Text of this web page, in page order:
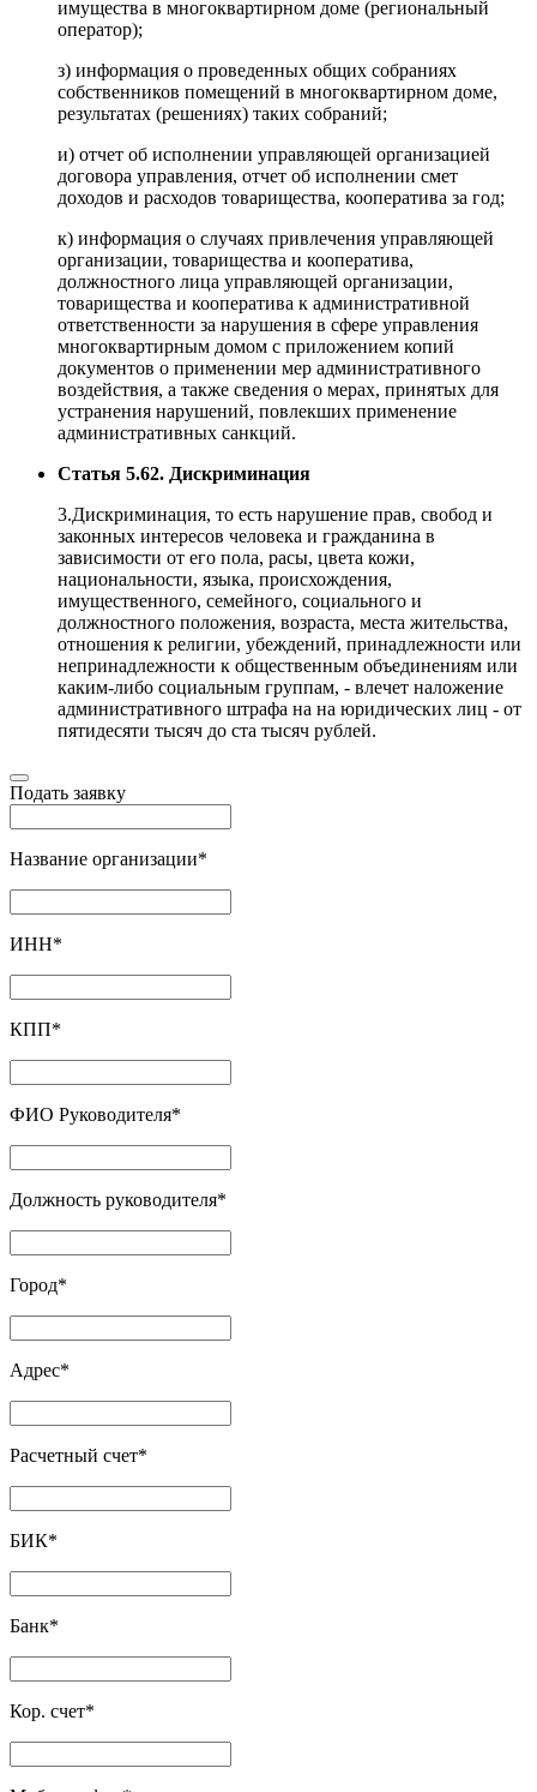
имущества в многоквартирном доме (региональный
оператор);
з) информация о проведенных общих собраниях
собственников помещений в многоквартирном доме,
результатах (решениях) таких собраний;
и) отчет об исполнении управляющей организацией
договора управления, отчет об исполнении смет
доходов и расходов товарищества, кооператива за год;
к) информация о случаях привлечения управляющей
организации, товарищества и кооператива,
должностного лица управляющей организации,
товарищества и кооператива к административной
ответственности за нарушения в сфере управления
многоквартирным домом с приложением копий
документов о применении мер административного
воздействия, а также сведения о мерах, принятых для
устранения нарушений, повлекших применение
административных санкций.
Статья 5.62. Дискриминация
3.Дискриминация, то есть нарушение прав, свобод и
законных интересов человека и гражданина в
зависимости от его пола, расы, цвета кожи,
национальности, языка, происхождения,
имущественного, семейного, социального и
должностного положения, возраста, места жительства,
отношения к религии, убеждений, принадлежности или
непринадлежности к общественным объединениям или
каким-либо социальным группам, - влечет наложение
административного штрафа на на юридических лиц - от
пятидесяти тысяч до ста тысяч рублей.
Подать заявку
Название организации*
ИНН*
КПП*
ФИО Руководителя*
Должность руководителя*
Город*
Адрес*
Расчетный счет*
БИК*
Банк*
Кор. счет*